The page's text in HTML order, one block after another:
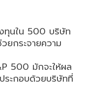
ทุนใน 500 บริษัท
ยกระจายความ
500 มักจะให้ผล
ระกอบด้วยบริษัทที่